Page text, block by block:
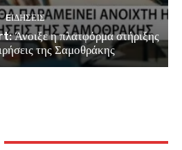
EΙΔΗΣΕΙΣ
η πλατφόρμα στήριξης
της Σαμοθράκης